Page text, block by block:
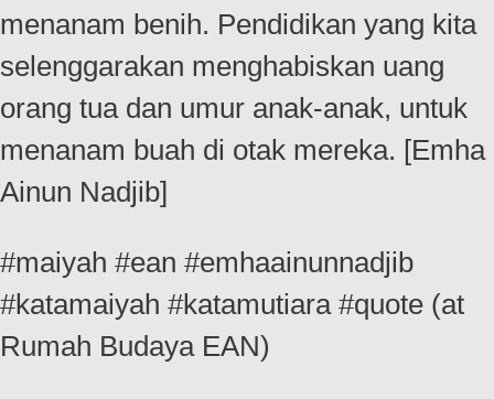
menanam benih. Pendidikan yang kita
selenggarakan menghabiskan uang
orang tua dan umur anak-anak, untuk
menanam buah di otak mereka. [Emha
Ainun Nadjib]
#maiyah #ean #emhaainunnadjib
#katamaiyah #katamutiara #quote (at
Rumah Budaya EAN)